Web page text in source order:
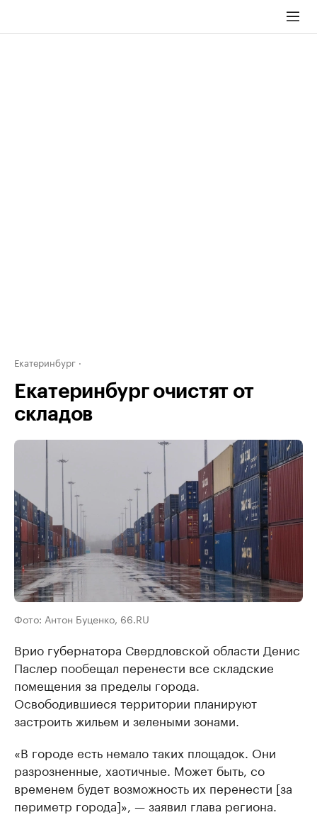
Екатеринбург
Екатеринбург очистят от
складов
Фото: Антон Буценко, 66.RU
Врио губернатора Свердловской области Денис
Паслер пообещал перенести все складские
помещения за пределы города.
Освободившиеся территории планируют
застроить жильем и зелеными зонами.
«В городе есть немало таких площадок. Они
разрозненные, хаотичные. Может быть, со
временем будет возможность их перенести [за
периметр города]», — заявил глава региона.